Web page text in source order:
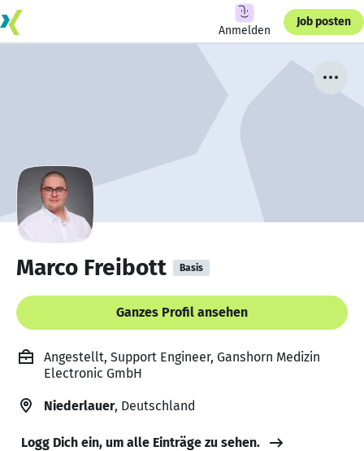
Anmelden
Job posten
Marco Freibott Basis
Ganzes Profil ansehen
Angestellt, Support Engineer, Ganshorn Medizin
Electronic GmbH
Niederlauer, Deutschland
Logg Dich ein, um alle Einträge zu sehen.